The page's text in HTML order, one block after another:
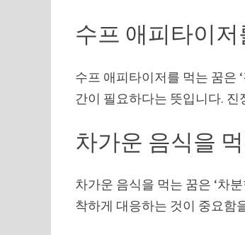
수프 애피타이저
수프 애피타이저를 먹는 꿈은
간이 필요하다는 뜻입니다.
차가운 음식을
차가운 음식을 먹는 꿈은 ‘차
착하게 대응하는 것이 중요함